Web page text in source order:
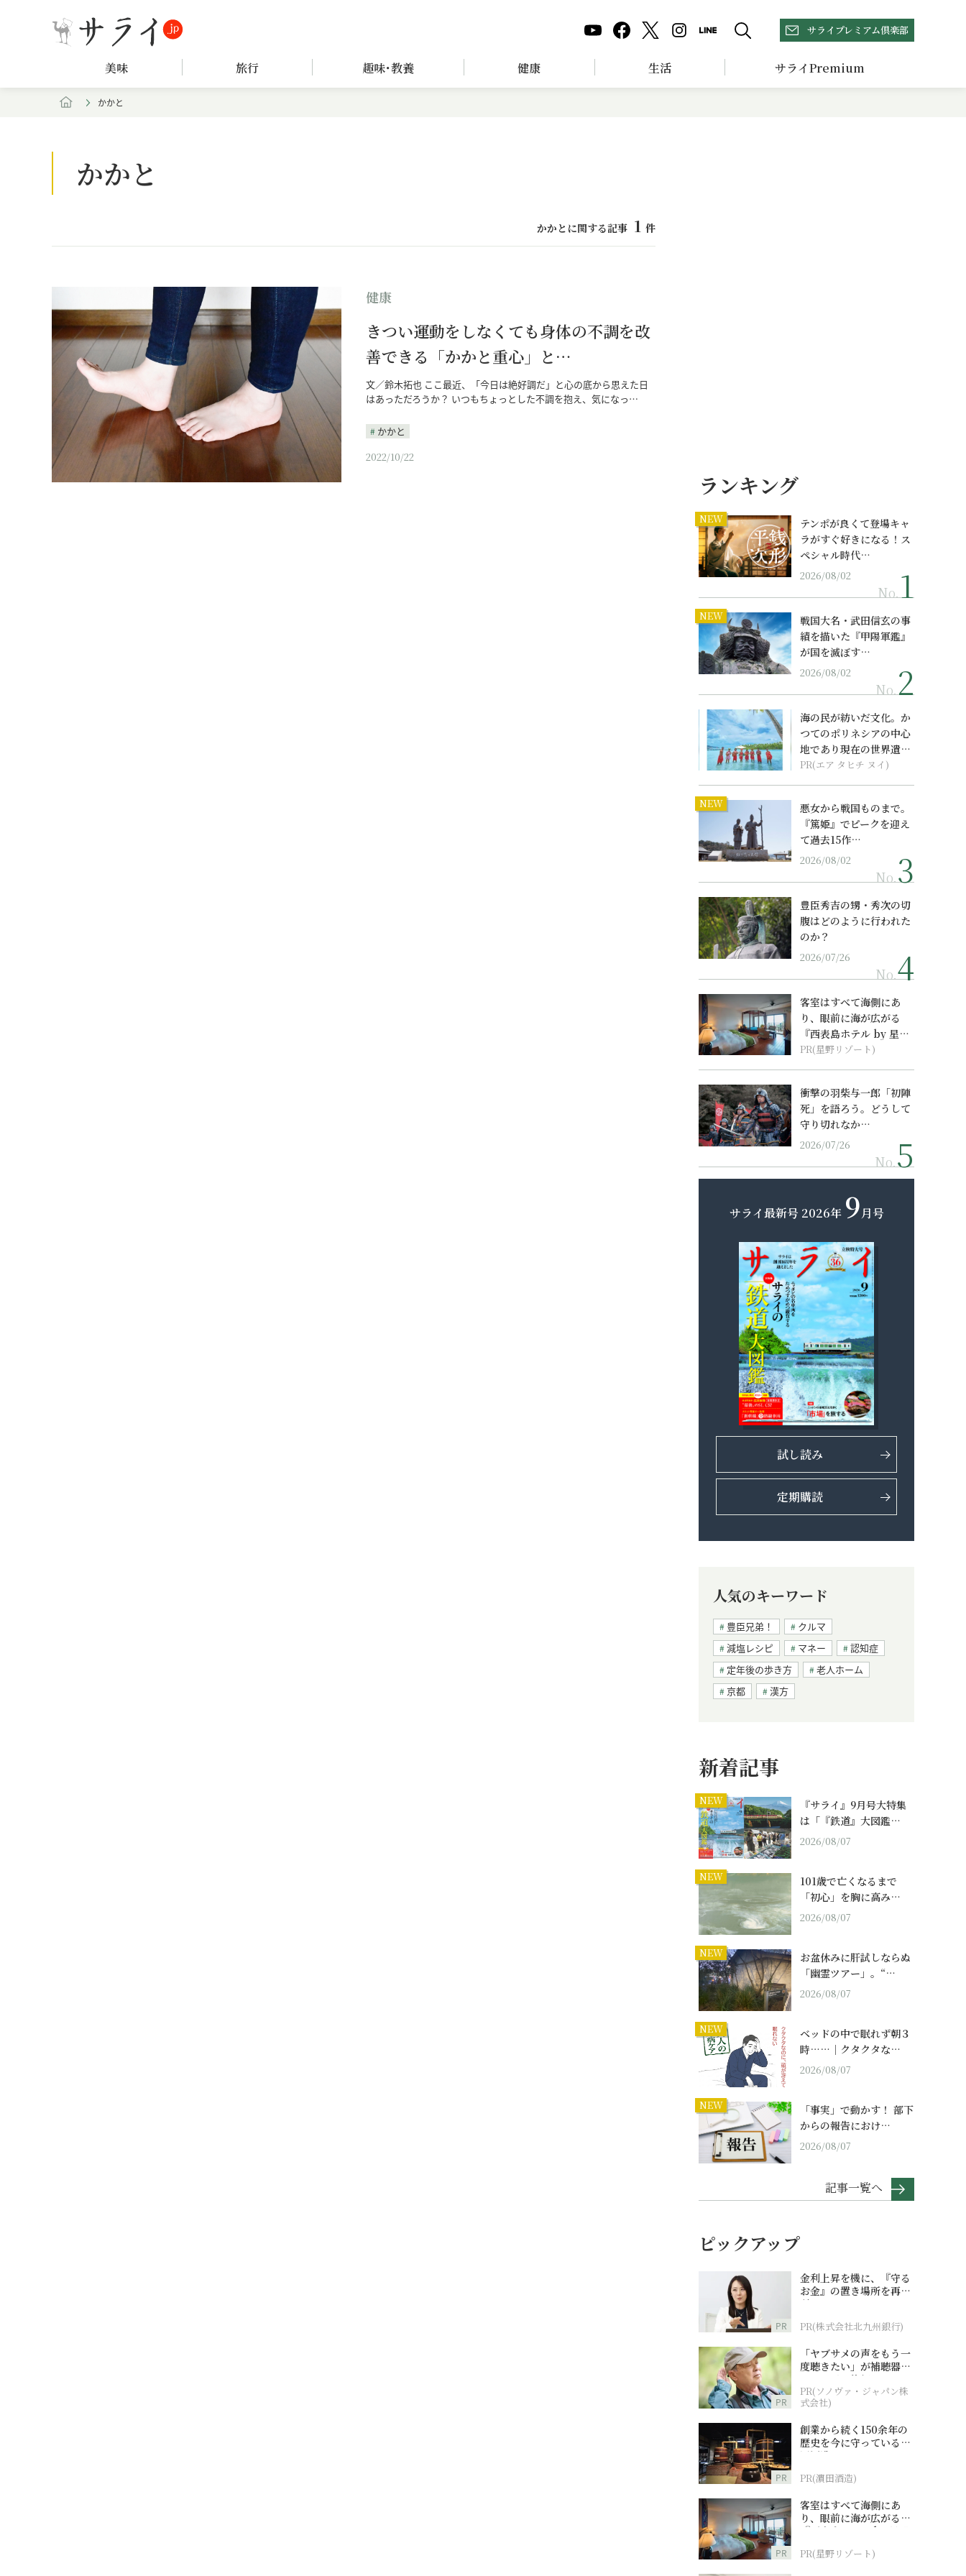
サライプレミアム倶楽部
美味 旅行 趣味･教養 健康 生活 サライPremium
かかと
かかと
かかとに関する記事 1 件
健康
きつい運動をしなくても身体の不調を改
善できる「かかと重心」と…
文／鈴木拓也 ここ最近、「今日は絶好調だ」と心の底から思えた日
はあっただろうか？ いつもちょっとした不調を抱え、気になっ…
かかと
2022/10/22
ランキング
NEW
テンポが良くて登場キャ
ラがすぐ好きになる！ス
ペシャル時代…
2026/08/02
No.
NEW
戦国大名・武田信玄の事
績を描いた『甲陽軍鑑』
が国を滅ぼす…
2026/08/02
No.
海の民が紡いだ文化。か
つてのポリネシアの中心
地であり現在の世界遺産
からみえてくる...
PR(エア タヒチ ヌイ)
NEW
悪女から戦国ものまで。
『篤姫』でピークを迎え
て過去15作…
2026/08/02
No.
豊臣秀吉の甥・秀次の切
腹はどのように行われた
のか？
2026/07/26
No.
客室はすべて海側にあ
り、眼前に海が広がる
『西表島ホテル by 星野
リゾート』
PR(星野リゾート)
衝撃の羽柴与一郎「初陣
死」を語ろう。どうして
守り切れなか…
2026/07/26
No.
サライ最新号 2026年 9月号
試し読み
定期購読
人気のキーワード
豊臣兄弟！
クルマ
減塩レシピ
マネー
認知症
定年後の歩き方
老人ホーム
京都
漢方
新着記事
NEW
『サライ』9月号大特集
は「『鉄道』大図鑑…
2026/08/07
NEW
101歳で亡くなるまで
「初心」を胸に高み…
2026/08/07
NEW
お盆休みに肝試しならぬ
「幽霊ツアー」。“…
2026/08/07
NEW
ベッドの中で眠れず朝３
時……｜クタクタな…
2026/08/07
NEW
「事実」で動かす！ 部下
からの報告におけ…
2026/08/07
記事一覧へ
ピックアップ
PR
金利上昇を機に、『守る
お金』の置き場所を再検
討
PR(株式会社北九州銀行)
PR
「ヤブサメの声をもう一
度聴きたい」が補聴器チ
ャレンジの後押しに
PR(ソノヴァ・ジャパン株
式会社)
PR
創業から続く150余年の
歴史を今に守っている濵
田酒造
PR(濵田酒造)
PR
客室はすべて海側にあ
り、眼前に海が広がる
『西表島ホテル by 星野
PR(星野リゾート)